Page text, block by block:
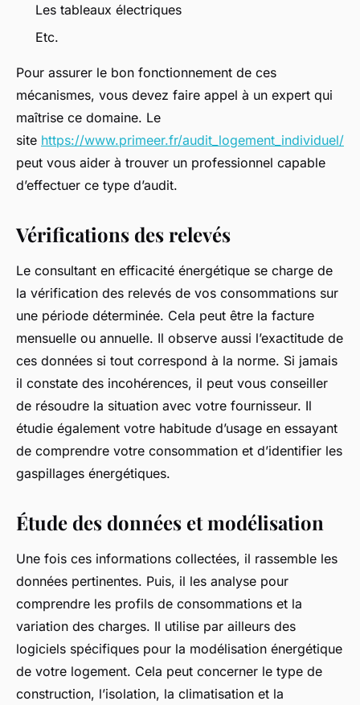
Les tableaux électriques
Etc.
Pour assurer le bon fonctionnement de ces
mécanismes, vous devez faire appel à un expert qui
maîtrise ce domaine. Le
site https://www.primeer.fr/audit_logement_individuel/
peut vous aider à trouver un professionnel capable
d’effectuer ce type d’audit.
Vérifications des relevés
Le consultant en efficacité énergétique se charge de
la vérification des relevés de vos consommations sur
une période déterminée. Cela peut être la facture
mensuelle ou annuelle. Il observe aussi l’exactitude de
ces données si tout correspond à la norme. Si jamais
il constate des incohérences, il peut vous conseiller
de résoudre la situation avec votre fournisseur. Il
étudie également votre habitude d’usage en essayant
de comprendre votre consommation et d’identifier les
gaspillages énergétiques.
Étude des données et modélisation
Une fois ces informations collectées, il rassemble les
données pertinentes. Puis, il les analyse pour
comprendre les profils de consommations et la
variation des charges. Il utilise par ailleurs des
logiciels spécifiques pour la modélisation énergétique
de votre logement. Cela peut concerner le type de
construction, l’isolation, la climatisation et la